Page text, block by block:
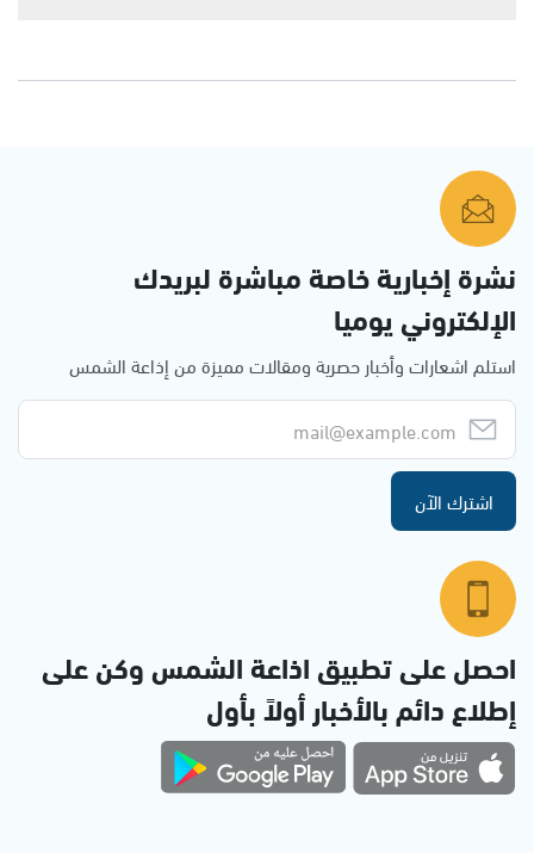
نشرة إخبارية خاصة مباشرة لبريدك
الإلكتروني يوميا
استلم اشعارات وأخبار حصرية ومقالات مميزة من إذاعة الشمس
اشترك الآن
احصل على تطبيق اذاعة الشمس وكن على
إطلاع دائم بالأخبار أولاً بأول